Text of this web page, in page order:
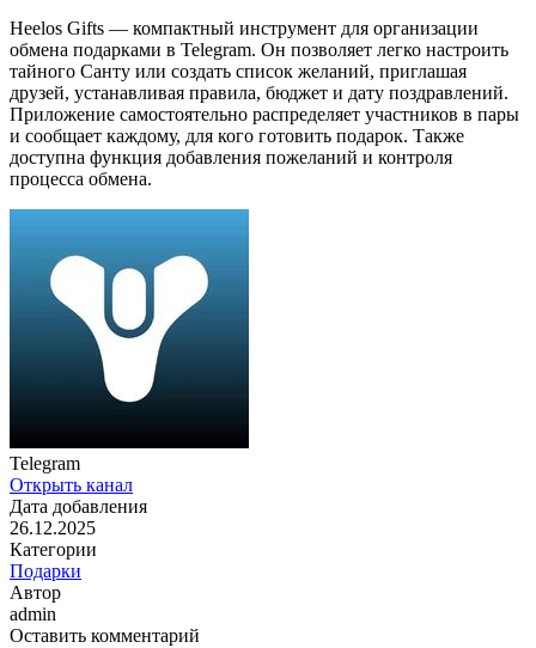
Heelos Gifts — компактный инструмент для организации
обмена подарками в Telegram. Он позволяет легко настроить
тайного Санту или создать список желаний, приглашая
друзей, устанавливая правила, бюджет и дату поздравлений.
Приложение самостоятельно распределяет участников в пары
и сообщает каждому, для кого готовить подарок. Также
доступна функция добавления пожеланий и контроля
процесса обмена.
Telegram
Открыть канал
Дата добавления
26.12.2025
Категории
Подарки
Автор
admin
Оставить комментарий